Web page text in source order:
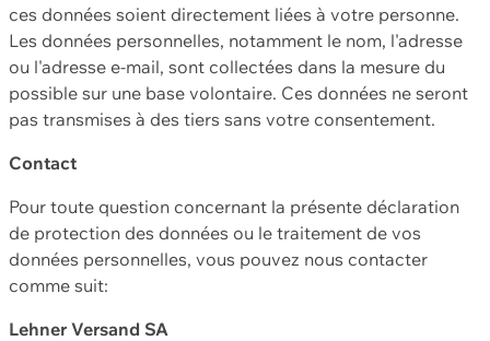
ces données soient directement liées à votre personne.
Les données personnelles, notamment le nom, l'adresse
ou l'adresse e-mail, sont collectées dans la mesure du
possible sur une base volontaire. Ces données ne seront
pas transmises à des tiers sans votre consentement.
Contact
Pour toute question concernant la présente déclaration
de protection des données ou le traitement de vos
données personnelles, vous pouvez nous contacter
comme suit:
Lehner Versand SA